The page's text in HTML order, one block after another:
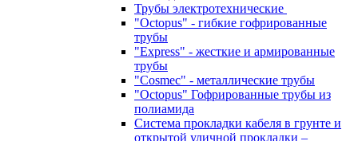
Трубы электротехнические
"Octopus" - гибкие гофрированные
трубы
"Express" - жесткие и армированные
трубы
"Cosmec" - металлические трубы
"Octopus" Гофрированные трубы из
полиамида
Система прокладки кабеля в грунте и
открытой уличной прокладки –